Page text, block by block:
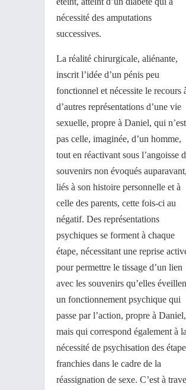
nécessité des amputations
successives.
La réalité chirurgicale, aliénante,
inscrit l’idée d’un pénis peu
fonctionnel et nécessite le recours
d’autres représentations d’une vie
sexuelle, propre à Daniel, qui n’est
pas celle, imaginée, d’un homme,
tout en réactivant sous l’angoisse
souvenirs non évoqués auparavant,
liés à son histoire personnelle et à
celle des parents, cette fois-ci au
négatif. Des représentations
psychiques se forment à chaque
étape, nécessitant une reprise
pour permettre le tissage d’un lien
avec les souvenirs qu’elles
un fonctionnement psychique qui
passe par l’action, propre à Daniel,
mais qui correspond également à la
nécessité de psychisation des
franchies dans le cadre de la
réassignation de sexe. C’est à